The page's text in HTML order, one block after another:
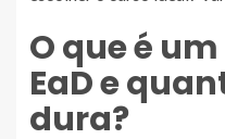
O que é
EaD e
dura?